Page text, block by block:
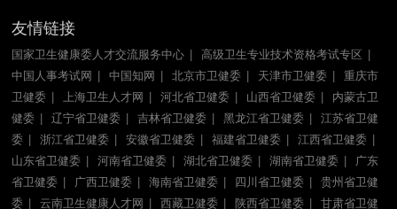
友情链接
国家卫生健康委人才交流服务中心
高级卫生专业技术资格考试专区
中国人事考试网
中国知网 北京市卫健委 天津市卫健委
重庆市
卫健委
上海卫生人才网 河北省卫健委 山西省卫健委
内蒙古卫
健委
辽宁省卫健委 吉林省卫健委 黑龙江省卫健委
江苏省卫健
委
浙江省卫健委 安徽省卫健委 福建省卫健委
江西省卫健委
山东省卫健委
河南省卫健委 湖北省卫健委 湖南省卫健委
广东
省卫健委
广西卫健委 海南省卫健委 四川省卫健委
贵州省卫健
委
云南卫生健康人才网 西藏卫健委 陕西省卫健委 甘肃省卫健